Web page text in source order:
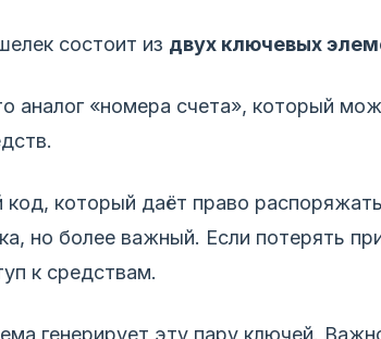
состоит из двух ключевых
аналог «номера счета», который
который даёт право
но более важный. Если потерять
к средствам.
генерирует эту пару ключей.